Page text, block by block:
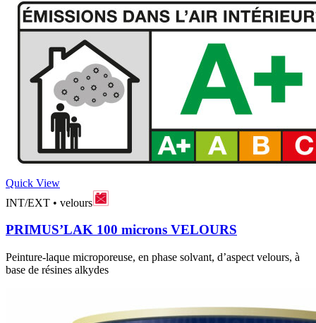
Quick View
INT/EXT • velours
PRIMUS’LAK 100 microns VELOURS
Peinture-laque microporeuse, en phase solvant, d’aspect velours, à
base de résines alkydes